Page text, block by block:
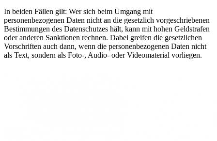
In beiden Fällen gilt: Wer sich beim Umgang mit
personenbezogenen Daten nicht an die gesetzlich vorgeschriebenen
Bestimmungen des Datenschutzes hält, kann mit hohen Geldstrafen
oder anderen Sanktionen rechnen. Dabei greifen die gesetzlichen
Vorschriften auch dann, wenn die personenbezogenen Daten nicht
als Text, sondern als Foto-, Audio- oder Videomaterial vorliegen.